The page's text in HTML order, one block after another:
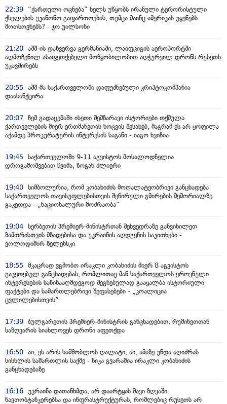
22:39
“ქართული ოცნება” ხელს უწყობს ირანული ტერორისტული
ქსელების უკანონო გაფართოებას, თუმცა მაინც ამერიკას უყენებს
მოთხოვნებს? - ჯო უილსონი
21:20 აშშ-ის დაზვერვა გერმანიაში, ლაიფციგის აეროპორტში
აღმოჩენილ ასაფეთქებელი მოწყობილობით აღჭურვილ დრონს რუსეთს
უკავშირებს
20:55 აშშ-მა საქართველოში დაფუძნებული კრიპტოკომპანია
დაასანქცირა
20:07 ჩემ გადაცემაში ისეთი შემზარავი ისტორიები თქმულა
ქართველების მიერ ერთმანეთის ხოცვის შესახებ, მაგრამ ეს არ ყოფილა
აქამდე პროკურატურის ინტერესის საგანი - იაგო ხვიჩია
19:45 საქართველოში 9-11 აგვისტოს მოსალოდნელია
დროგამოშვებით წვიმა, ზოგან ძლიერი
19:40 სიმბოლურია, რომ კობახიძის მოღალატეობრივი განცხადება
საქართველოს თავისუფლებისთვის შეწირული გმირების მემორიალზე
გაკეთდა - „ნაციონალური მოძრაობა“
19:04 სერბეთის პრემიერ-მინისტრთან შეხვედრაზე განვიხილეთ
ზამთრისთვის მზადებისა და უკრაინის აღდგენის საკითხები -
ვოლოდიმირ ზელენსკი
18:55 მკაცრად ვგმობთ ირაკლი კობახიძის მიერ 8 აგვისტოს
გაკეთებულ განცხადებას, რომლითაც მან საქართველოს ეროვნული
ინტერესების საწინააღმდეგოდ შეგნებულად გააყალბა ისტორიული
ფაქტები და სამართლებრივი შეფასებები - „კოალიცია
ცვლილებისთვის“
17:39 ბულგარეთის პრემიერ-მინისტრის განცხადებით, რუმინეთთან
საზღვარის სიახლოვეს დრონი აფეთქდა
16:50 აი, ეს არის სამშობლოს ღალატი, აი, ამაზე უნდა აღიძრას
სისხლის სამართლის საქმე - ნიკა გვარამია ირაკლი კობახიძის
განცხადებაზე
16:16 უკრაინა დათანხმდა, არ დაარტყას შავი ზღვაში
ნავთობტანკერებსა და ინფრასტრუქტურას, რომლებიც რუსეთს არ